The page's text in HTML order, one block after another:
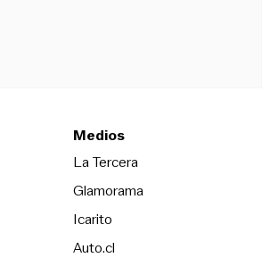
Medios
La TerceraOpens in new
Glamorama
Icarito
Auto.cl